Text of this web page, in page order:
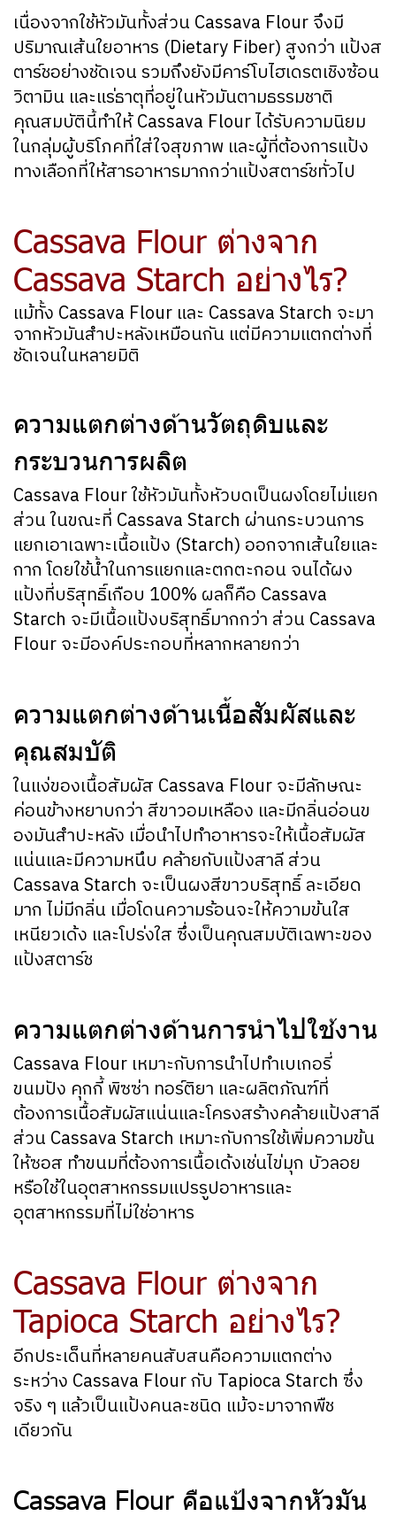
เนื่องจากใช้หัวมันทั้งส่วน Cassava Flour จึงมี
ปริมาณเส้นใยอาหาร (Dietary Fiber) สูงกว่า แป้งส
ตาร์ชอย่างชัดเจน รวมถึงยังมีคาร์โบไฮเดรตเชิงซ้อน
วิตามิน และแร่ธาตุที่อยู่ในหัวมันตามธรรมชาติ
คุณสมบัตินี้ทำให้ Cassava Flour ได้รับความนิยม
ในกลุ่มผู้บริโภคที่ใส่ใจสุขภาพ และผู้ที่ต้องการแป้ง
ทางเลือกที่ให้สารอาหารมากกว่าแป้งสตาร์ชทั่วไป
Cassava Flour ต่างจาก
Cassava Starch อย่างไร?
แม้ทั้ง Cassava Flour และ Cassava Starch จะมา
จากหัวมันสำปะหลังเหมือนกัน แต่มีความแตกต่างที่
ชัดเจนในหลายมิติ
ความแตกต่างด้านวัตถุดิบและ
กระบวนการผลิต
Cassava Flour ใช้หัวมันทั้งหัวบดเป็นผงโดยไม่แยก
ส่วน ในขณะที่ Cassava Starch ผ่านกระบวนการ
แยกเอาเฉพาะเนื้อแป้ง (Starch) ออกจากเส้นใยและ
กาก โดยใช้น้ำในการแยกและตกตะกอน จนได้ผง
แป้งที่บริสุทธิ์เกือบ 100% ผลก็คือ Cassava
Starch จะมีเนื้อแป้งบริสุทธิ์มากกว่า ส่วน Cassava
Flour จะมีองค์ประกอบที่หลากหลายกว่า
ความแตกต่างด้านเนื้อสัมผัสและ
คุณสมบัติ
ในแง่ของเนื้อสัมผัส Cassava Flour จะมีลักษณะ
ค่อนข้างหยาบกว่า สีขาวอมเหลือง และมีกลิ่นอ่อนข
องมันสำปะหลัง เมื่อนำไปทำอาหารจะให้เนื้อสัมผัส
แน่นและมีความหนึบ คล้ายกับแป้งสาลี ส่วน
Cassava Starch จะเป็นผงสีขาวบริสุทธิ์ ละเอียด
มาก ไม่มีกลิ่น เมื่อโดนความร้อนจะให้ความข้นใส
เหนียวเด้ง และโปร่งใส ซึ่งเป็นคุณสมบัติเฉพาะของ
แป้งสตาร์ช
ความแตกต่างด้านการนำไปใช้งาน
Cassava Flour เหมาะกับการนำไปทำเบเกอรี่
ขนมปัง คุกกี้ พิซซ่า ทอร์ติยา และผลิตภัณฑ์ที่
ต้องการเนื้อสัมผัสแน่นและโครงสร้างคล้ายแป้งสาลี
ส่วน Cassava Starch เหมาะกับการใช้เพิ่มความข้น
ให้ซอส ทำขนมที่ต้องการเนื้อเด้งเช่นไข่มุก บัวลอย
หรือใช้ในอุตสาหกรรมแปรรูปอาหารและ
อุตสาหกรรมที่ไม่ใช่อาหาร
Cassava Flour ต่างจาก
Tapioca Starch อย่างไร?
อีกประเด็นที่หลายคนสับสนคือความแตกต่าง
ระหว่าง Cassava Flour กับ Tapioca Starch ซึ่ง
จริง ๆ แล้วเป็นแป้งคนละชนิด แม้จะมาจากพืช
เดียวกัน
Cassava Flour คือแป้งจากหัวมัน